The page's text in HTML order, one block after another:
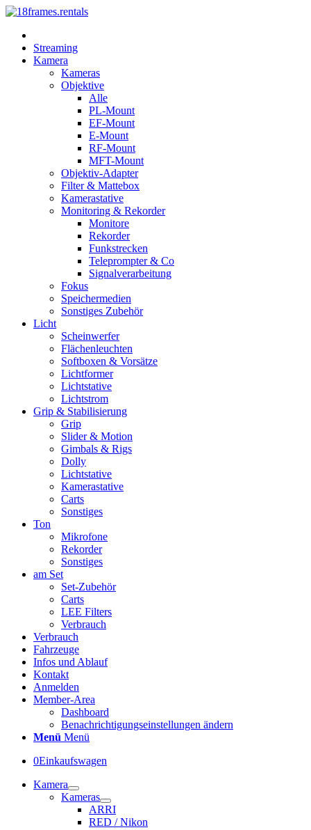
Streaming
Kamera
Kameras
Objektive
Alle
PL-Mount
EF-Mount
E-Mount
RF-Mount
MFT-Mount
Objektiv-Adapter
Filter & Mattebox
Kamerastative
Monitoring & Rekorder
Monitore
Rekorder
Funkstrecken
Teleprompter & Co
Signalverarbeitung
Fokus
Speichermedien
Sonstiges Zubehör
Licht
Scheinwerfer
Flächenleuchten
Softboxen & Vorsätze
Lichtformer
Lichtstative
Lichtstrom
Grip & Stabilisierung
Grip
Slider & Motion
Gimbals & Rigs
Dolly
Lichtstative
Kamerastative
Carts
Sonstiges
Ton
Mikrofone
Rekorder
Sonstiges
am Set
Set-Zubehör
Carts
LEE Filters
Verbrauch
Verbrauch
Fahrzeuge
Infos und Ablauf
Kontakt
Anmelden
Member-Area
Dashboard
Benachrichtigungseinstellungen ändern
Menü Menü
0Einkaufswagen
Kamera
Kameras
ARRI
RED / Nikon